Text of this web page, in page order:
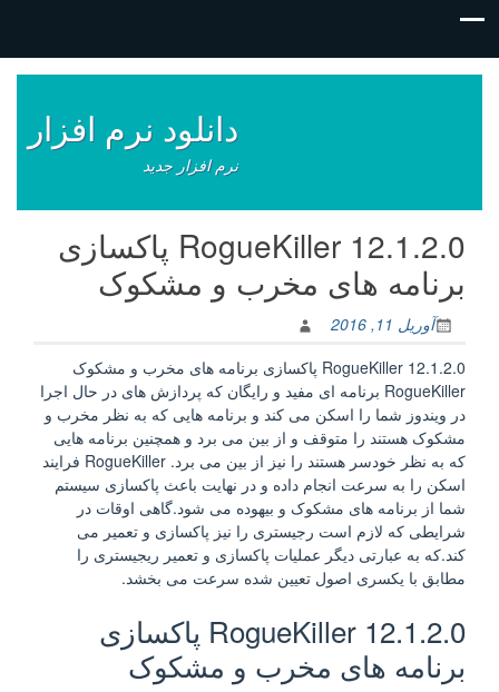
نوشته‌ها
دانلود نرم افزار
نرم افزار جدید
RogueKiller 12.1.2.0 پاکسازی
برنامه های مخرب و مشکوک
آوریل 11, 2016
RogueKiller 12.1.2.0 پاکسازی برنامه های مخرب و مشکوک
RogueKiller برنامه ای مفید و رایگان که پردازش های در حال اجرا
در ویندوز شما را اسکن می کند و برنامه هایی که به نظر مخرب و
مشکوک هستند را متوقف و از بین می برد و همچنین برنامه هایی
که به نظر خودسر هستند را نیز از بین می برد. RogueKiller فرایند
اسکن را به سرعت انجام داده و در نهایت باعث پاکسازی سیستم
شما از برنامه های مشکوک و بیهوده می شود.گاهی اوقات در
شرایطی که لازم است رجیستری را نیز پاکسازی و تعمیر می
کند.که به عبارتی دیگر عملیات پاکسازی و تعمیر ریجیستری را
مطابق با یکسری اصول تعیین شده سرعت می بخشد.
RogueKiller 12.1.2.0 پاکسازی
برنامه های مخرب و مشکوک